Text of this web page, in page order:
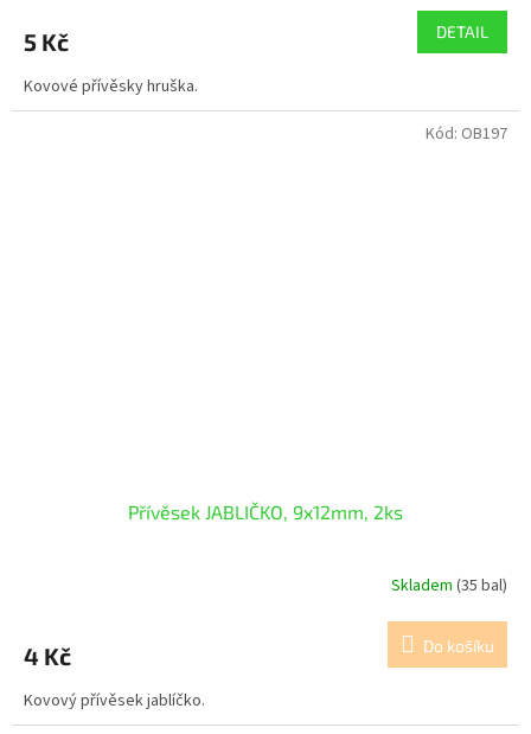
5 Kč DETAIL
Kovové přívěsky hruška.
Přívěsek JABLIČKO, 9x12mm, 2ks
Skladem (35 bal)
4 Kč Do košíku
Kovový přívěsek jablíčko.
Kód: OB197